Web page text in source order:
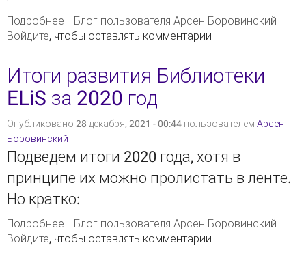
Подробнее о Обновлена тема каталога: добавлено
размытие и счетчик числа вложенных
Блог пользователя Арсен Боровинский
Войдите, чтобы оставлять комментарии
Итоги развития Библиотеки
ELiS за 2020 год
Опубликовано 28 декабря, 2021 - 00:44 пользователем Арсен
Боровинский
Подведем итоги 2020 года, хотя в
принципе их можно пролистать в ленте.
Но кратко:
Подробнее о Итоги развития Библиотеки ELiS за 2020 год
Блог пользователя Арсен Боровинский
Войдите, чтобы оставлять комментарии